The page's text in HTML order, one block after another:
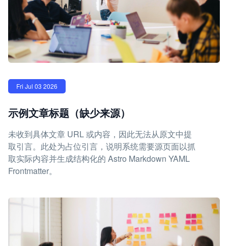
Fri Jul 03 2026
示例文章标题（缺少来源）
未收到具体文章 URL 或内容，因此无法从原文中提
取引言。此处为占位引言，说明系统需要源页面以抓
取实际内容并生成结构化的 Astro Markdown YAML
Frontmatter。